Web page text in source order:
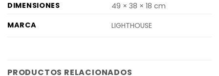
DIMENSIONES
49 × 38 × 18 cm
MARCA
LIGHTHOUSE
PRODUCTOS RELACIONADOS